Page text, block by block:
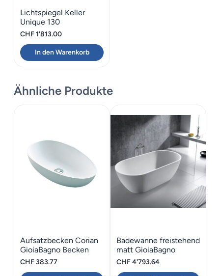
Lichtspiegel Keller
Unique 130
CHF1'813.00
In den Warenkorb
Ähnliche Produkte
Aufsatzbecken Corian
GioiaBagno Becken
Maui-60
CHF383.77
Badewanne freistehend
matt GioiaBagno
Wanne Naomi-160
CHF4'793.64